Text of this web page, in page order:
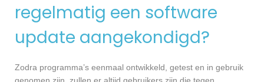
regelmatig een software
update aangekondigd?
Zodra programma’s eenmaal ontwikkeld, getest en in gebruik